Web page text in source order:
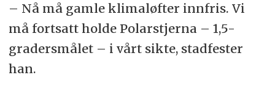
– Nå må gamle klimaløfter innfris. Vi
må fortsatt holde Polarstjerna – 1,5-
gradersmålet – i vårt sikte, stadfester
han.